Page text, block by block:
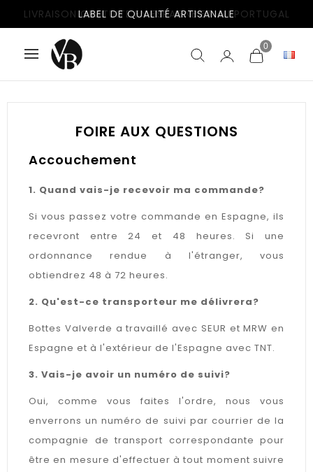
LABEL DE QUALITÉ ARTISANALE
LIVRAISON GRATUITE EN ESPAGNE ET AU PORTUGAL
0
FOIRE AUX QUESTIONS
Accouchement
1. Quand vais-je recevoir ma commande?
Si vous passez votre commande en Espagne, ils
recevront entre 24 et 48 heures. Si une
ordonnance rendue à l'étranger, vous
obtiendrez 48 à 72 heures.
2. Qu'est-ce transporteur me délivrera?
Bottes Valverde a travaillé avec SEUR et MRW en
Espagne et à l'extérieur de l'Espagne avec TNT.
3. Vais-je avoir un numéro de suivi?
Oui, comme vous faites l'ordre, nous vous
enverrons un numéro de suivi par courrier de la
compagnie de transport correspondante pour
être en mesure d'effectuer à tout moment suivre